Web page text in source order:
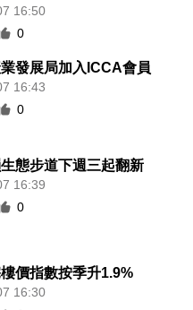
16:50
0
發展局加入ICCA會員
16:43
0
態步道下週三起翻新
16:39
0
價指數按季升1.9%
16:30